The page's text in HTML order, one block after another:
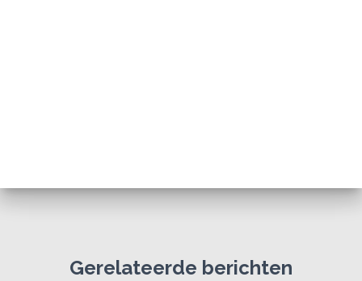
Gerelateerde berichten